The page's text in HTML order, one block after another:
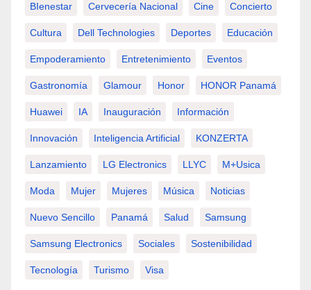
BIenestar Cervecería Nacional Cine Concierto
Cultura Dell Technologies Deportes Educación
Empoderamiento Entretenimiento Eventos
Gastronomía Glamour Honor HONOR Panamá
Huawei IA Inauguración Información
Innovación Inteligencia Artificial KONZERTA
Lanzamiento LG Electronics LLYC M+usica
Moda Mujer Mujeres Música Noticias
Nuevo Sencillo Panamá Salud Samsung
Samsung Electronics Sociales Sostenibilidad
Tecnología Turismo Visa